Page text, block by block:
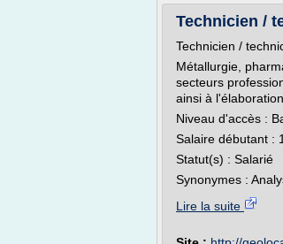
Technicien /
Technicien /
Métallurgie,
secteurs
ainsi à
Niveau d'accès :
Salaire débutant :
Statut(s) : Salarié
Synonymes :
Lire la suite